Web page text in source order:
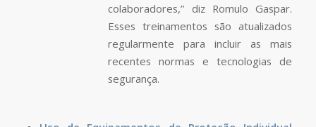
colaboradores,” diz Romulo Gaspar.
Esses treinamentos são atualizados
regularmente para incluir as mais
recentes normas e tecnologias de
segurança.